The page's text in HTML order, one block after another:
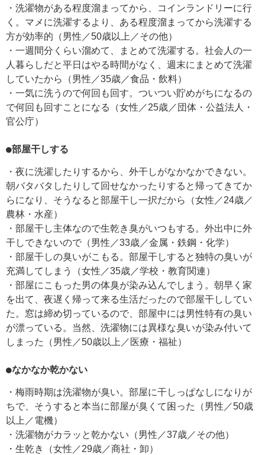
・洗濯物がある程度溜まってから、コインランドリーに行
く。マメに洗濯するより、ある程度溜まってから洗濯する
方が効率的（男性／50歳以上／その他）
・一週間分くらい溜めて、まとめて洗濯する。社会人の一
人暮らしだと平日はやる時間がなく、週末にまとめて洗濯
していたから（男性／35歳／食品・飲料）
・一気に洗うので何回も回す。ついつい貯めがちになるの
で何回も回すことになる（女性／25歳／団体・公益法人・
官公庁）
●部屋干しする
・夜に洗濯したりするから、外干しがなかなかできない。
朝バタバタしたりして回せなかったりすると帰ってきてか
らになり、そうなると部屋干し一択だから（女性／24歳／
農林・水産）
・部屋干し主体なので生乾き臭がいつもする。外出中に外
干しできないので（男性／33歳／金属・鉄鋼・化学）
・部屋干しの臭いがこもる。部屋干しすると独特の臭いが
充満してしまう（女性／35歳／学校・教育関連）
・部屋にこもった男の体臭が染み込んでしまう。朝早く家
を出て、夜遅く帰って来る生活だったので部屋干ししてい
た。窓は締め切っているので、部屋中には男性特有の臭い
が漂っている。当然、洗濯物には異様な臭いが染み付いて
しまった（男性／50歳以上／医療・福祉）
●なかなか乾かない
・梅雨時期は洗濯物が臭い。部屋に干しっぱなしになりが
ちで、そうすると本当に部屋が臭くて困った（男性／50歳
以上／電機）
・洗濯物がカラッと乾かない（男性／37歳／その他）
・生乾き（女性／29歳／商社・卸）